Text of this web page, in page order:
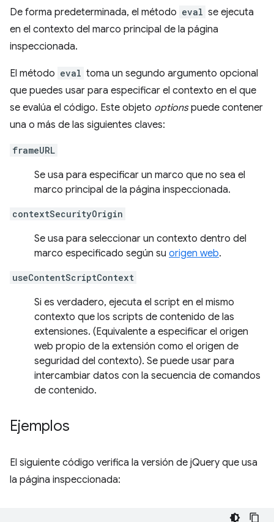
De forma predeterminada, el método eval se ejecuta
en el contexto del marco principal de la página
inspeccionada.
El método eval toma un segundo argumento opcional
que puedes usar para especificar el contexto en el que
se evalúa el código. Este objeto optionspuede contener
una o más de las siguientes claves:
frameURL
Se usa para especificar un marco que no sea el
marco principal de la página inspeccionada.
contextSecurityOrigin
Se usa para seleccionar un contexto dentro del
marco especificado según su origen web.
useContentScriptContext
Si es verdadero, ejecuta el script en el mismo
contexto que los scripts de contenido de las
extensiones. (Equivalente a especificar el origen
web propio de la extensión como el origen de
seguridad del contexto). Se puede usar para
intercambiar datos con la secuencia de comandos
de contenido.
Ejemplos
El siguiente código verifica la versión de jQuery que usa
la página inspeccionada: